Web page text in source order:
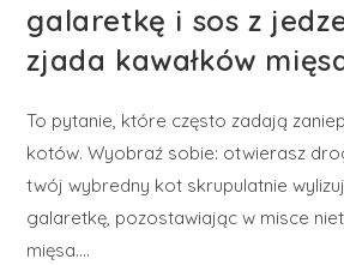
galaretkę i sos z
zjada kawałków
To pytanie, które często zadają
kotów. Wyobraź sobie: otwierasz
twój wybredny kot skrupulatnie
galaretkę, pozostawiając w misce
mięsa.…